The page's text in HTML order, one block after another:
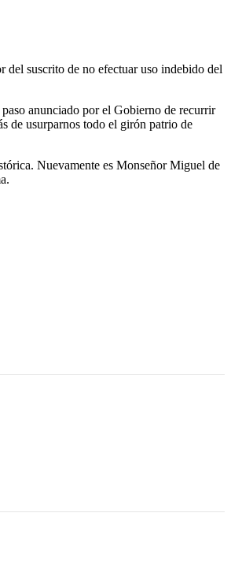
suscrito de no efectuar uso indebido del
anunciado por el Gobierno de recurrir
de usurparnos todo el girón patrio de
Nuevamente es Monseñor Miguel de